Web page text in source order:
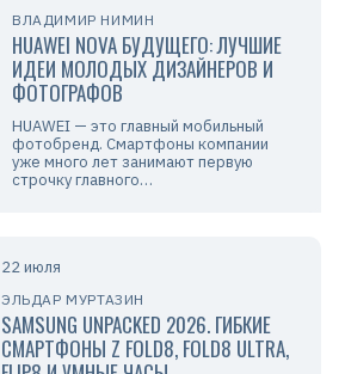
ВЛАДИМИР НИМИН
HUAWEI NOVA БУДУЩЕГО: ЛУЧШИЕ
ИДЕИ МОЛОДЫХ ДИЗАЙНЕРОВ И
ФОТОГРАФОВ
HUAWEI — это главный мобильный
фотобренд. Смартфоны компании
уже много лет занимают первую
строчку главного…
22 июля
ЭЛЬДАР МУРТАЗИН
SAMSUNG UNPACKED 2026. ГИБКИЕ
СМАРТФОНЫ Z FOLD8, FOLD8 ULTRA,